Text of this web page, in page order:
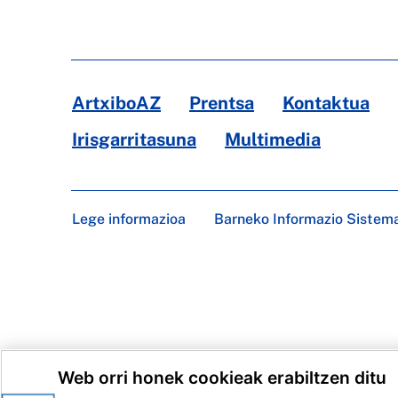
ArtxiboAZ Prentsa Kontaktua
Irisgarritasuna
Multimedia
Lege informazioa Barneko Informazio
Web orri honek cookieak erabiltzen ditu